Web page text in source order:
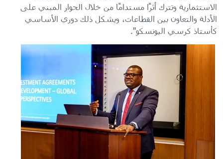
الاستثمارية وتترك أثرًا مستدامًا من خلال الحوار المبني على
الأدلة والتعاون بين القطاعات، ويشكل ذلك دوري الأساسي
كأستاذ كرسي اليونسكو".